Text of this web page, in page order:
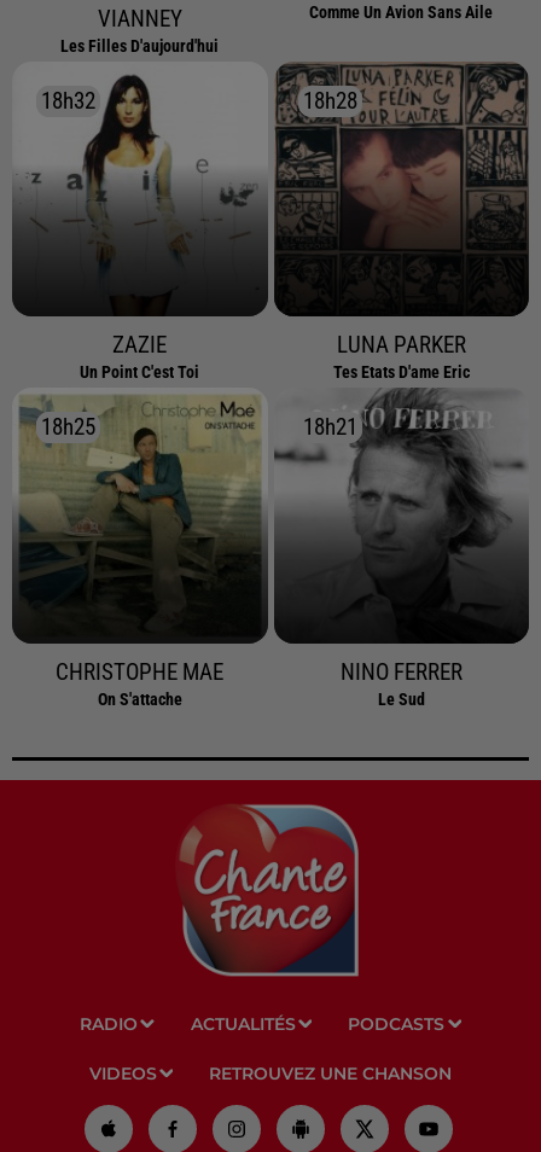
VIANNEY
Les Filles D'aujourd'hui
Comme Un Avion Sans Aile
18h32
18h32
ZAZIE
Un Point C'est Toi
18h28
18h28
LUNA PARKER
Tes Etats D'ame Eric
18h25
18h25
CHRISTOPHE MAE
On S'attache
18h21
18h21
NINO FERRER
Le Sud
RADIO ACTUALITÉS PODCASTS
VIDEOS RETROUVEZ UNE CHANSON